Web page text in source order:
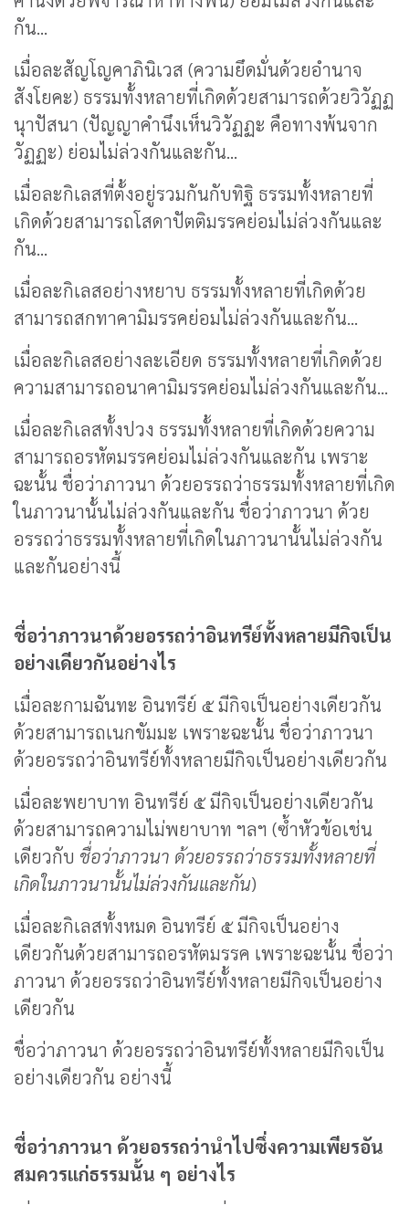
กัน...
เมื่อละสัญโญคาภินิเวส (ความยึดมั่นด้วยอำนาจ
สังโยคะ) ธรรมทั้งหลายที่เกิดด้วยสามารถด้วยวิวัฏฏ
นุาปัสนา (ปัญญาคำนึงเห็นวิวัฏฏะ คือทางพ้นจาก
วัฏฏะ) ย่อมไม่ล่วงกันและกัน...
เมื่อละกิเลสที่ตั้งอยู่รวมกันกับทิฐิ ธรรมทั้งหลายที่
เกิดด้วยสามารถโสดาปัตติมรรคย่อมไม่ล่วงกันและ
กัน...
เมื่อละกิเลสอย่างหยาบ ธรรมทั้งหลายที่เกิดด้วย
สามารถสกทาคามิมรรคย่อมไม่ล่วงกันและกัน...
เมื่อละกิเลสอย่างละเอียด ธรรมทั้งหลายที่เกิดด้วย
ความสามารถอนาคามิมรรคย่อมไม่ล่วงกันและกัน...
เมื่อละกิเลสทั้งปวง ธรรมทั้งหลายที่เกิดด้วยความ
สามารถอรหัตมรรคย่อมไม่ล่วงกันและกัน เพราะ
ฉะนั้น ชื่อว่าภาวนา ด้วยอรรถว่าธรรมทั้งหลายที่เกิด
ในภาวนานั้นไม่ล่วงกันและกัน ชื่อว่าภาวนา ด้วย
อรรถว่าธรรมทั้งหลายที่เกิดในภาวนานั้นไม่ล่วงกัน
และกันอย่างนี้
ชื่อว่าภาวนาด้วยอรรถว่าอินทรีย์ทั้งหลายมีกิจเป็น
อย่างเดียวกันอย่างไร
เมื่อละกามฉันทะ อินทรีย์ ๕ มีกิจเป็นอย่างเดียวกัน
ด้วยสามารถเนกขัมมะ เพราะฉะนั้น ชื่อว่าภาวนา
ด้วยอรรถว่าอินทรีย์ทั้งหลายมีกิจเป็นอย่างเดียวกัน
เมื่อละพยาบาท อินทรีย์ ๕ มีกิจเป็นอย่างเดียวกัน
ด้วยสามารถความไม่พยาบาท ฯลฯ (ซ้ำหัวข้อเช่น
เดียวกับ ชื่อว่าภาวนา ด้วยอรรถว่าธรรมทั้งหลายที่
เกิดในภาวนานั้นไม่ล่วงกันและกัน)
เมื่อละกิเลสทั้งหมด อินทรีย์ ๕ มีกิจเป็นอย่าง
เดียวกันด้วยสามารถอรหัตมรรค เพราะฉะนั้น ชื่อว่า
ภาวนา ด้วยอรรถว่าอินทรีย์ทั้งหลายมีกิจเป็นอย่าง
เดียวกัน
ชื่อว่าภาวนา ด้วยอรรถว่าอินทรีย์ทั้งหลายมีกิจเป็น
อย่างเดียวกัน อย่างนี้
ชื่อว่าภาวนา ด้วยอรรถว่านำไปซึ่งความเพียรอัน
สมควรแก่ธรรมนั้น ๆ อย่างไร